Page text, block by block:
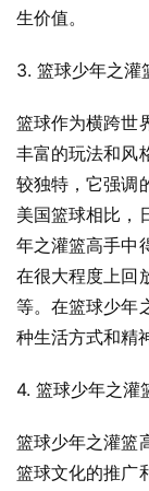
生价值。
3. 篮球少年之灌
篮球作为横跨世
丰富的玩法和风
较独特，它强调
美国篮球相比，
年之灌篮高手中
在很大程度上回
等。在篮球少年
种生活方式和精
4. 篮球少年之灌
篮球少年之灌篮
篮球文化的推广